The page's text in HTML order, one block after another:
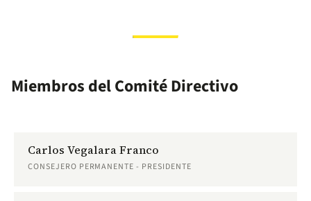
Miembros del Comité Directivo
Carlos Vegalara Franco
CONSEJERO PERMANENTE - PRESIDENTE